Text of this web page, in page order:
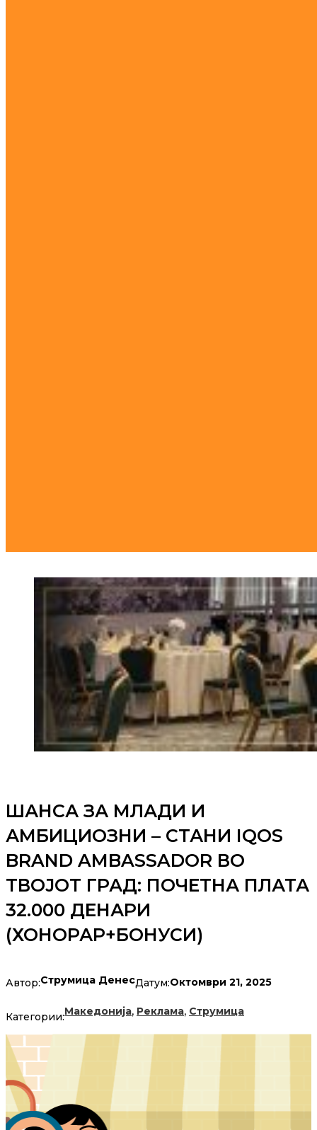
ШАНСА ЗА МЛАДИ И
АМБИЦИОЗНИ – СТАНИ IQOS
BRAND AMBASSADOR ВО
ТВОЈОТ ГРАД: ПОЧЕТНА ПЛАТА
32.000 ДЕНАРИ
(ХОНОРАР+БОНУСИ)
Автор:Струмица ДенесДатум:Октомври 21, 2025
Категории:Македонија, Реклама, Струмица